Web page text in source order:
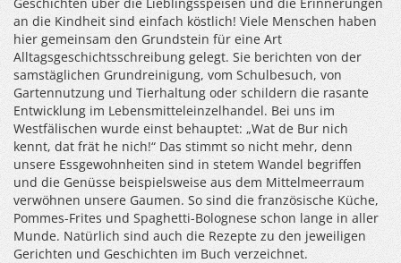
an die Kindheit sind einfach köstlich! Viele Menschen haben
hier gemeinsam den Grundstein für eine Art
Alltagsgeschichtsschreibung gelegt. Sie berichten von der
samstäglichen Grundreinigung, vom Schulbesuch, von
Gartennutzung und Tierhaltung oder schildern die rasante
Entwicklung im Lebensmitteleinzelhandel. Bei uns im
Westfälischen wurde einst behauptet: „Wat de Bur nich
kennt, dat frät he nich!“ Das stimmt so nicht mehr, denn
unsere Essgewohnheiten sind in stetem Wandel begriffen
und die Genüsse beispielsweise aus dem Mittelmeerraum
verwöhnen unsere Gaumen. So sind die französische Küche,
Pommes-Frites und Spaghetti-Bolognese schon lange in aller
Munde. Natürlich sind auch die Rezepte zu den jeweiligen
Gerichten und Geschichten im Buch verzeichnet.